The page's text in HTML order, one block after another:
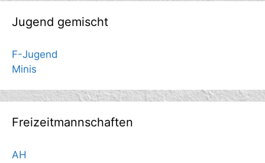
Jugend gemischt
F-Jugend
Minis
Freizeitmannschaften
AH